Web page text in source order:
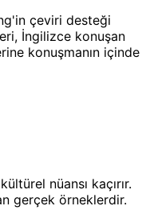
çeviri desteği
İngilizce konuşan
konuşmanın içinde
nüansı kaçırır.
gerçek örneklerdir.